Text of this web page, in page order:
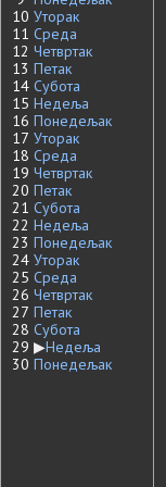
10 Уторак
11 Среда
12 Четвртак
13 Петак
14 Субота
15 Недеља
16 Понедељак
17 Уторак
18 Среда
19 Четвртак
20 Петак
21 Субота
22 Недеља
23 Понедељак
24 Уторак
25 Среда
26 Четвртак
27 Петак
28 Субота
29 ▶Недеља
30 Понедељак